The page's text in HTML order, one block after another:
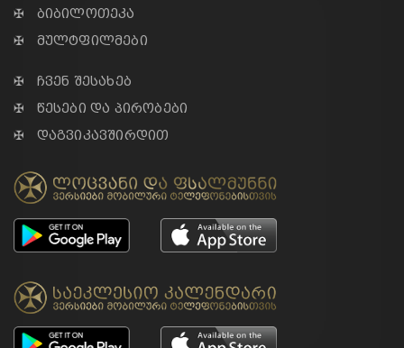
✠ ბიბილოთეკა
✠ მულტფილმები
✠ ჩვენ შესახებ
✠ წესები და პირობები
✠ დაგვიკავშირდით